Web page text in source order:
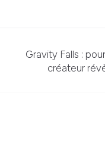
Gravity Falls :
créateur